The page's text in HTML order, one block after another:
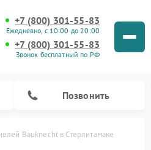
+7 (800) 301-55-83
Ежедневно, с 10:00 до 20:00
+7 (800) 301-55-83
Звонок бесплатный по РФ
Позвонить
Bauknecht в Стерлитамаке